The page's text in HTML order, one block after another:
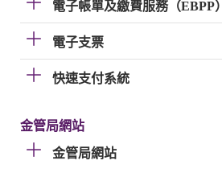
電子帳單及繳費服務（EBPP）
電子支票
快速支付系統
金管局網站
金管局網站